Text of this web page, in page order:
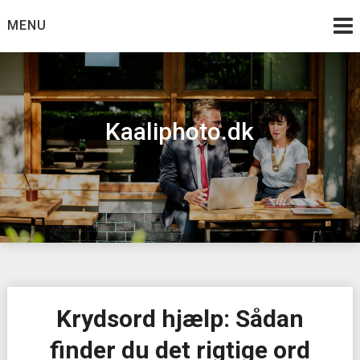
toMENU
Kaaliphoto.dk
Krydsord hjælp: Sådan
finder du det rigtige ord